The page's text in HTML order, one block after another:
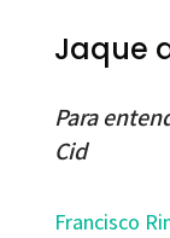
Jaque
Para
Cid
Francisco